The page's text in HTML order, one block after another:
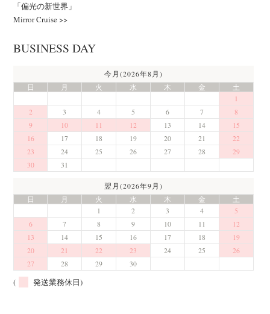
「偏光の新世界」
Mirror Cruise >>
BUSINESS DAY
今月(2026年8月)
日
月 火 水 木 金
土
1
2
3 4 5 6 7
8
9
10 11 12 13 14
15
16
17 18 19 20 21
22
23
24 25 26 27 28
29
30
31
翌月(2026年9月)
日
月 火 水 木 金
土
1
2 3 4
5
6
7 8 9 10 11
12
13
14 15 16 17 18
19
20
21 22 23 24 25
26
27
28 29 30
( 発送業務休日)